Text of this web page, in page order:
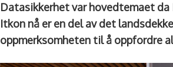
Datasikkerhet var hovedtemaet
Itkon nå er en del av det
oppmerksomheten til å oppfordre